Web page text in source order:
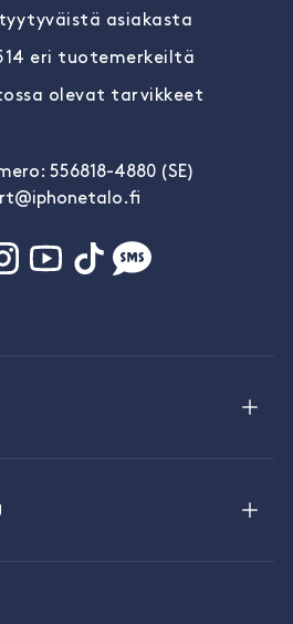
tyytyväistä asiakasta
eri tuotemerkeiltä
olevat tarvikkeet
556818-4880 (SE)